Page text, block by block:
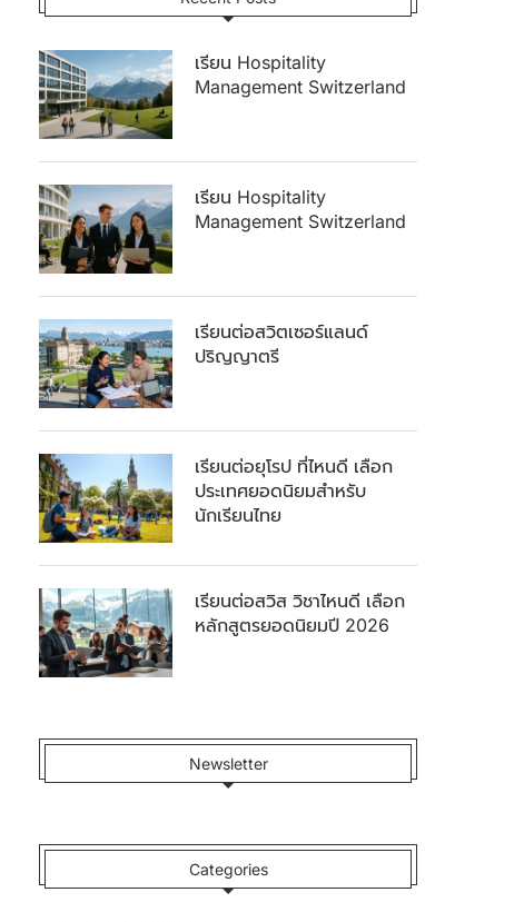
เรียน Hospitality
Management Switzerland
เรียน Hospitality
Management Switzerland
เรียนต่อสวิตเซอร์แลนด์
ปริญญาตรี
เรียนต่อยุโรป ที่ไหนดี เลือก
ประเทศยอดนิยมสำหรับ
นักเรียนไทย
เรียนต่อสวิส วิชาไหนดี เลือก
หลักสูตรยอดนิยมปี 2026
Newsletter
Categories